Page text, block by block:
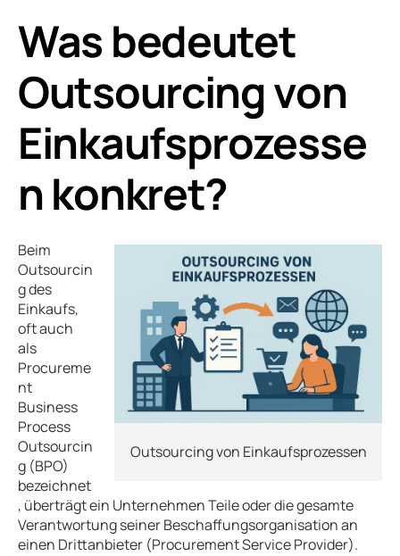
Was bedeutet
Outsourcing von
Einkaufsprozesse
n konkret?
Outsourcing von Einkaufsprozessen
Beim
Outsourcin
g des
Einkaufs,
oft auch
als
Procureme
nt
Business
Process
Outsourcin
g (BPO)
bezeichnet
, überträgt ein Unternehmen Teile oder die gesamte
Verantwortung seiner Beschaffungsorganisation an
einen Drittanbieter (Procurement Service Provider).